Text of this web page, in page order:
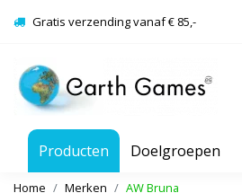
Gratis verzending vanaf € 85,-
Producten Doelgroepen
Home Merken AW Bruna